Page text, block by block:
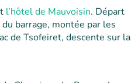
l’hôtel de Mauvoisin. Départ
barrage, montée par les
de Tsofeiret, descente sur la